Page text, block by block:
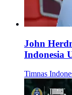
John
Indonesia
Timnas